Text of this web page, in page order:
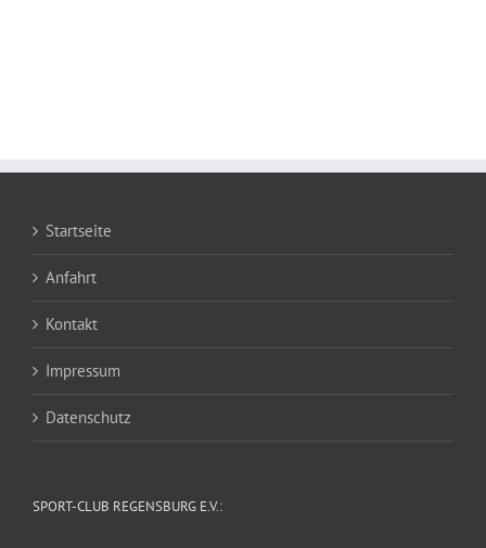
Startseite
Anfahrt
Kontakt
Impressum
Datenschutz
SPORT-CLUB REGENSBURG E.V.: